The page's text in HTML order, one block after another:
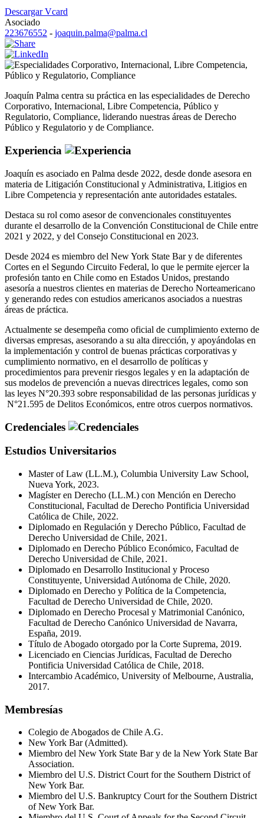
Descargar Vcard
Asociado
223676552 - joaquin.palma@palma.cl
Corporativo, Internacional, Libre Competencia,
Público y Regulatorio, Compliance
Joaquín Palma centra su práctica en las especialidades de Derecho
Corporativo, Internacional, Libre Competencia, Público y
Regulatorio, Compliance, liderando nuestras áreas de Derecho
Público y Regulatorio y de Compliance.
Experiencia
Joaquín es asociado en Palma desde 2022, desde donde asesora en
materia de Litigación Constitucional y Administrativa, Litigios en
Libre Competencia y representación ante autoridades estatales.
Destaca su rol como asesor de convencionales constituyentes
durante el desarrollo de la Convención Constitucional de Chile entre
2021 y 2022, y del Consejo Constitucional en 2023.
Desde 2024 es miembro del New York State Bar y de diferentes
Cortes en el Segundo Circuito Federal, lo que le permite ejercer la
profesión tanto en Chile como en Estados Unidos, prestando
asesoría a nuestros clientes en materias de Derecho Norteamericano
y generando redes con estudios americanos asociados a nuestras
áreas de práctica.
Actualmente se desempeña como oficial de cumplimiento externo de
diversas empresas, asesorando a su alta dirección, y apoyándolas en
la implementación y control de buenas prácticas corporativas y
cumplimiento normativo, en el desarrollo de políticas y
procedimientos para prevenir riesgos legales y en la adaptación de
sus modelos de prevención a nuevas directrices legales, como son
las leyes N°20.393 sobre responsabilidad de las personas jurídicas y
N°21.595 de Delitos Económicos, entre otros cuerpos normativos.
Credenciales
Estudios Universitarios
Master of Law (LL.M.), Columbia University Law School,
Nueva York, 2023.
Magíster en Derecho (LL.M.) con Mención en Derecho
Constitucional, Facultad de Derecho Pontificia Universidad
Católica de Chile, 2022.
Diplomado en Regulación y Derecho Público, Facultad de
Derecho Universidad de Chile, 2021.
Diplomado en Derecho Público Económico, Facultad de
Derecho Universidad de Chile, 2021.
Diplomado en Desarrollo Institucional y Proceso
Constituyente, Universidad Autónoma de Chile, 2020.
Diplomado en Derecho y Política de la Competencia,
Facultad de Derecho Universidad de Chile, 2020.
Diplomado en Derecho Procesal y Matrimonial Canónico,
Facultad de Derecho Canónico Universidad de Navarra,
España, 2019.
Título de Abogado otorgado por la Corte Suprema, 2019.
Licenciado en Ciencias Jurídicas, Facultad de Derecho
Pontificia Universidad Católica de Chile, 2018.
Intercambio Académico, University of Melbourne, Australia,
2017.
Membresías
Colegio de Abogados de Chile A.G.
New York Bar (Admitted).
Miembro del New York State Bar y de la New York State Bar
Association.
Miembro del U.S. District Court for the Southern District of
New York Bar.
Miembro del U.S. Bankruptcy Court for the Southern District
of New York Bar.